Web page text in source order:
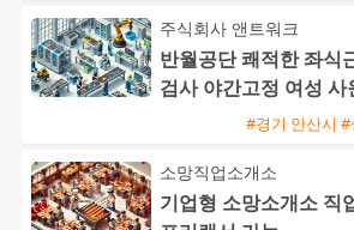
주식회사 앤트워크
반월공단 쾌적한 좌식
검사 야간고정 여성 사
#경기 안산시 #
소망직업소개소
기업형 소망소개소 직